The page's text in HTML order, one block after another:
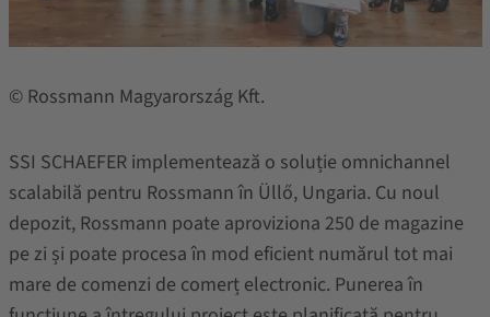
© Rossmann Magyarország Kft.
SSI SCHAEFER implementează o soluție omnichannel
scalabilă pentru Rossmann în Üllő, Ungaria. Cu noul
depozit, Rossmann poate aproviziona 250 de magazine
pe zi și poate procesa în mod eficient numărul tot mai
mare de comenzi de comerț electronic. Punerea în